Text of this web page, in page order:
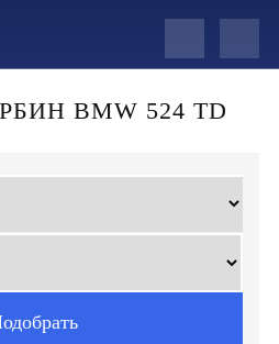
BMW 524 TD